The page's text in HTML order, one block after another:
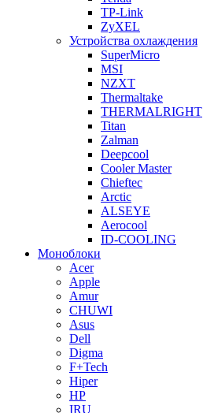
TP-Link
ZyXEL
Устройства охлаждения
SuperMicro
MSI
NZXT
Thermaltake
THERMALRIGHT
Titan
Zalman
Deepcool
Cooler Master
Chieftec
Arctic
ALSEYE
Aerocool
ID-COOLING
Моноблоки
Acer
Apple
Amur
CHUWI
Asus
Dell
Digma
F+Tech
Hiper
HP
IRU